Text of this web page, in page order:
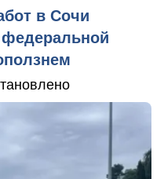
в Сочи